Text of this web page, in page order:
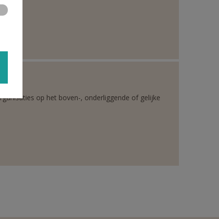
op het boven-, onderliggende of gelijke